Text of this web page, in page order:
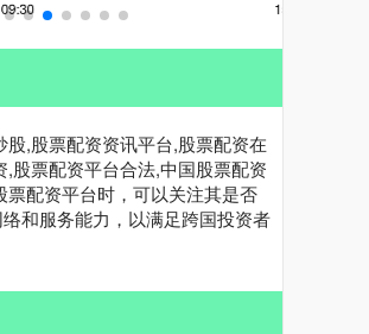
,股票配资资讯平台,股票配资在
股票配资平台合法,中国股票配资
票配资平台时，可以关注其是否
和服务能力，以满足跨国投资者